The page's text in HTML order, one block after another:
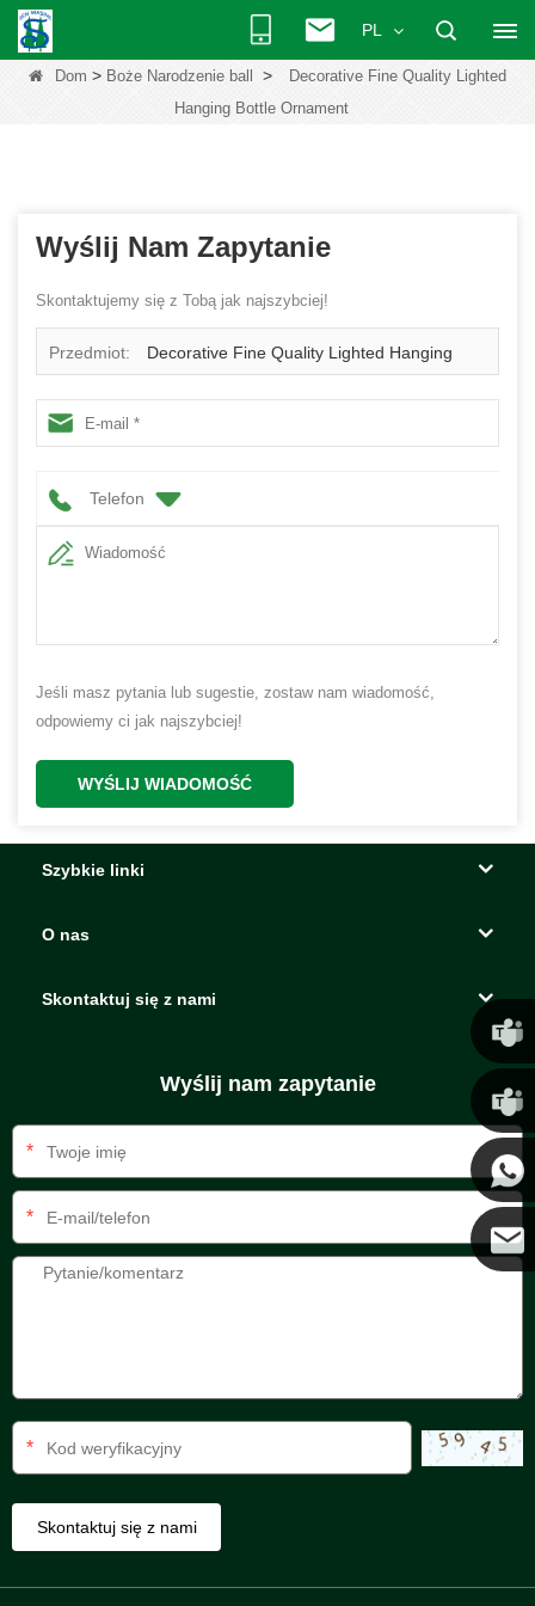
PL
Dom > Boże Narodzenie ball >
Decorative Fine Quality Lighted
Hanging Bottle Ornament
Wyślij Nam Zapytanie
Skontaktujemy się z Tobą jak najszybciej!
Przedmiot: Decorative Fine Quality Lighted Hanging
Bottle Ornament
Telefon
Jeśli masz pytania lub sugestie, zostaw nam wiadomość,
odpowiemy ci jak najszybciej!
WYŚLIJ WIADOMOŚĆ
Szybkie linki
O nas
Skontaktuj się z nami
Wyślij nam zapytanie
*
*
*
Chris
Kenny